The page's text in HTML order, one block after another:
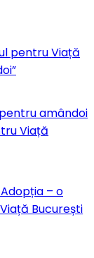
pentru Viață
amândoi
Viață
– o
București